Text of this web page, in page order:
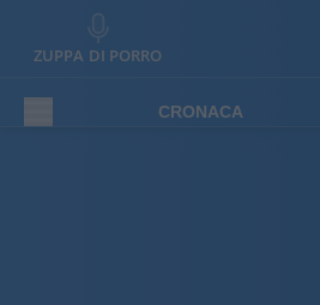
ZUPPA DI PORRO
CRONACA